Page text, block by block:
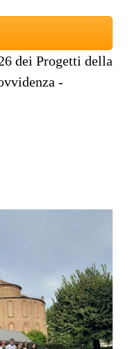
dei Progetti della
-